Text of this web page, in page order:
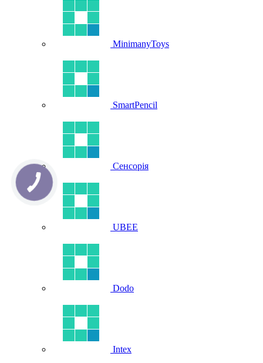
MinimanyToys
SmartPencil
Сенсорія
UBEE
Dodo
Intex